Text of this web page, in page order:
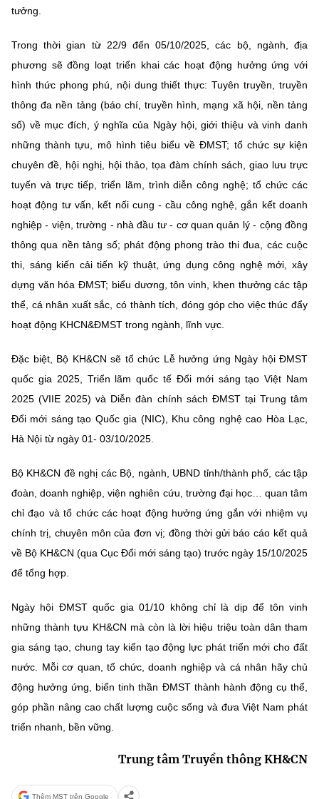
tưởng.
Trong thời gian từ 22/9 đến 05/10/2025, các bộ, ngành, địa
phương sẽ đồng loạt triển khai các hoạt động hưởng ứng với
hình thức phong phú, nội dung thiết thực: Tuyên truyền, truyền
thông đa nền tảng (báo chí, truyền hình, mạng xã hội, nền tảng
số) về mục đích, ý nghĩa của Ngày hội, giới thiệu và vinh danh
những thành tựu, mô hình tiêu biểu về ĐMST; tổ chức sự kiện
chuyên đề, hội nghị, hội thảo, tọa đàm chính sách, giao lưu trực
tuyến và trực tiếp, triển lãm, trình diễn công nghệ; tổ chức các
hoạt động tư vấn, kết nối cung - cầu công nghệ, gắn kết doanh
nghiệp - viện, trường - nhà đầu tư - cơ quan quản lý - cộng đồng
thông qua nền tảng số; phát động phong trào thi đua, các cuộc
thi, sáng kiến cải tiến kỹ thuật, ứng dụng công nghệ mới, xây
dựng văn hóa ĐMST; biểu dương, tôn vinh, khen thưởng các tập
thể, cá nhân xuất sắc, có thành tích, đóng góp cho việc thúc đẩy
hoạt động KHCN&ĐMST trong ngành, lĩnh vực.
Đặc biệt, Bộ KH&CN sẽ tổ chức Lễ hưởng ứng Ngày hội ĐMST
quốc gia 2025, Triển lãm quốc tế Đổi mới sáng tạo Việt Nam
2025 (VIIE 2025) và Diễn đàn chính sách ĐMST tại Trung tâm
Đổi mới sáng tạo Quốc gia (NIC), Khu công nghệ cao Hòa Lạc,
Hà Nội từ ngày 01- 03/10/2025.
Bộ KH&CN đề nghị các Bộ, ngành, UBND tỉnh/thành phố, các tập
đoàn, doanh nghiệp, viện nghiên cứu, trường đại học… quan tâm
chỉ đạo và tổ chức các hoạt động hưởng ứng gắn với nhiệm vụ
chính trị, chuyên môn của đơn vị; đồng thời gửi báo cáo kết quả
về Bộ KH&CN (qua Cục Đổi mới sáng tạo) trước ngày 15/10/2025
để tổng hợp.
Ngày hội ĐMST quốc gia 01/10 không chỉ là dịp để tôn vinh
những thành tựu KH&CN mà còn là lời hiệu triệu toàn dân tham
gia sáng tạo, chung tay kiến tạo động lực phát triển mới cho đất
nước. Mỗi cơ quan, tổ chức, doanh nghiệp và cá nhân hãy chủ
động hưởng ứng, biến tinh thần ĐMST thành hành động cụ thể,
góp phần nâng cao chất lượng cuộc sống và đưa Việt Nam phát
triển nhanh, bền vững.
Trung tâm Truyền thông KH&CN
Thêm MST trên Google